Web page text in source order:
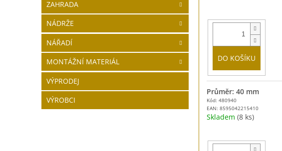
ZAHRADA
NÁDRŽE
NÁŘADÍ
MONTÁŽNÍ MATERIÁL
VÝPRODEJ
VÝROBCI
DO KOŠÍKU
Kód: 480940
EAN: 8595042215410
Průměr: 40 mm
Skladem (8 ks)